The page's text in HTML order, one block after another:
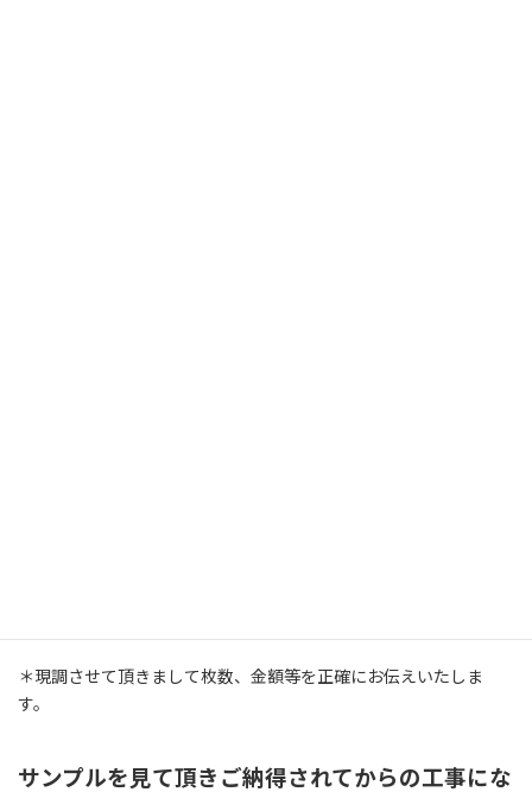
＊現調させて頂きまして枚数、金額等を正確にお伝えいたしま
す。
サンプルを見て頂きご納得されてからの工事にな